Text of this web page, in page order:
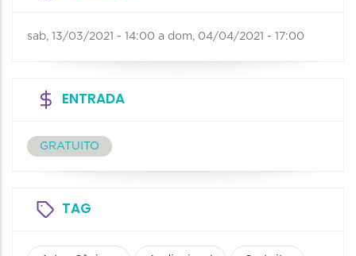
sab, 13/03/2021 - 14:00 a dom, 04/04/2021 - 17:00
ENTRADA
GRATUITO
TAG